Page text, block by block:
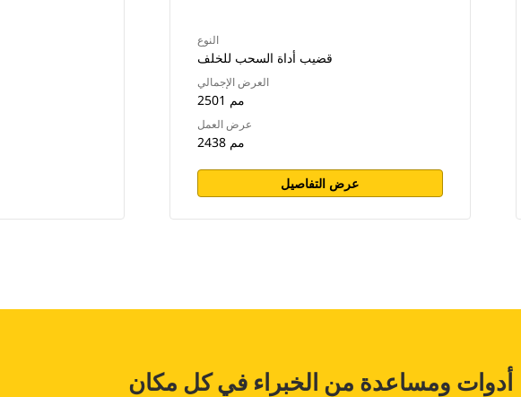
النوع
قضيب أداة السحب للخلف
العرض الإجمالي
2501 مم
عرض العمل
2438 مم
عرض التفاصيل
أدوات ومساعدة من الخبراء في كل مكان